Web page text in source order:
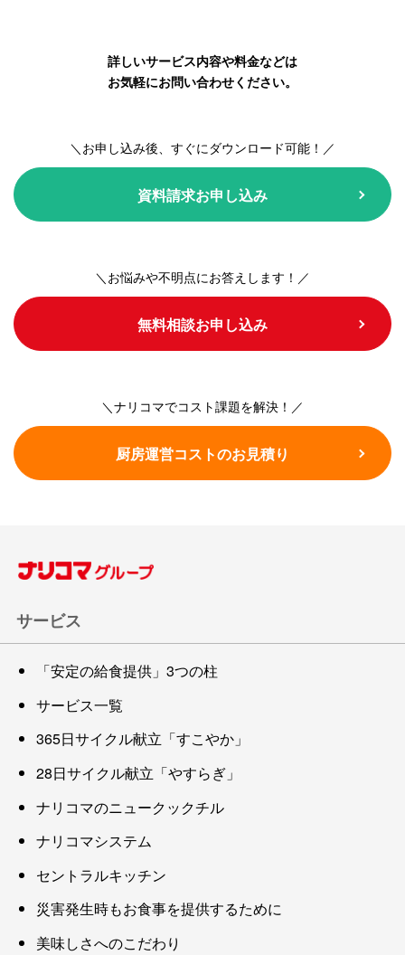
詳しいサービス内容や料金などは
お気軽にお問い合わせください。
＼お申し込み後、すぐにダウンロード可能！／
資料請求お申し込み
＼お悩みや不明点にお答えします！／
無料相談お申し込み
＼ナリコマでコスト課題を解決！／
厨房運営コストのお見積り
サービス
「安定の給食提供」3つの柱
サービス一覧
365日サイクル献立「すこやか」
28日サイクル献立「やすらぎ」
ナリコマのニュークックチル
ナリコマシステム
セントラルキッチン
災害発生時もお食事を提供するために
美味しさへのこだわり